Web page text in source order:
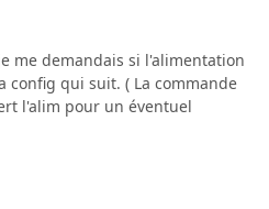
me demandais si l'alimentation
config qui suit. ( La commande
l'alim pour un éventuel